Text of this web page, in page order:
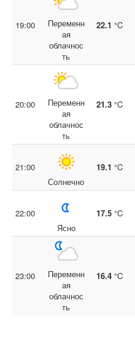
19:00
Переменн
ая
облачнос
ть
22.1 °C
20:00
Переменн
ая
облачнос
ть
21.3 °C
21:00
Солнечно
19.1 °C
22:00
Ясно
17.5 °C
23:00
Переменн
ая
облачнос
ть
16.4 °C